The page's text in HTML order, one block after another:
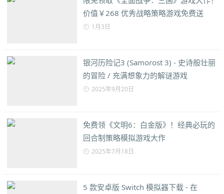
价值￥268 优秀战略策略游戏免费送
1月3日
银河历险记3 (Samorost 3) - 史诗般壮丽
的冒险 / 充满想象力的解谜游戏
2025年9月20日
免费领《文明6：白金版》！经典必玩的
回合制策略模拟游戏大作
2025年7月18日
5 款安卓版 Switch 模拟器下载 - 在